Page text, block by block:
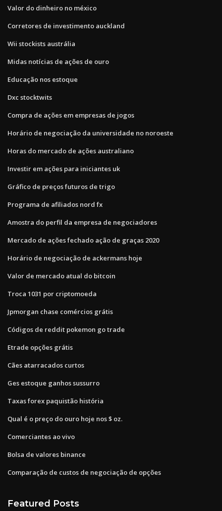
Valor do dinheiro no méxico
Corretores de investimento auckland
Wii stockists austrália
Midas notícias de ações de ouro
Educação nos estoque
Dxc stocktwits
Compra de ações em empresas de jogos
Horário de negociação da universidade no noroeste
Horas do mercado de ações australiano
Investir em ações para iniciantes uk
Gráfico de preços futuros de trigo
Programa de afiliados nord fx
Amostra do perfil da empresa de negociadores
Mercado de ações fechado ação de graças 2020
Horário de negociação de ackermans hoje
Valor de mercado atual do bitcoin
Troca 1031 por criptomoeda
Jpmorgan chase comércios grátis
Códigos de reddit pokemon go trade
Etrade opções grátis
Cães atarracados curtos
Ges estoque ganhos sussurro
Taxas forex paquistão história
Qual é o preço do ouro hoje nos $ oz.
Comerciantes ao vivo
Bolsa de valores binance
Comparação de custos de negociação de opções
Featured Posts